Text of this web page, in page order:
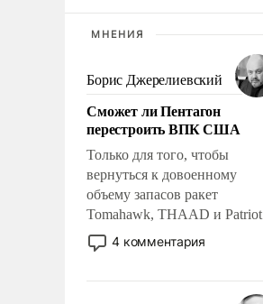
МНЕНИЯ
Борис Джерелиевский
Сможет ли Пентагон
перестроить ВПК США
Только для того, чтобы
вернуться к довоенному
объему запасов ракет
Tomahawk, THAAD и Patriot
США потребуется более трех
лет. Даже небольшая война с
4 комментария